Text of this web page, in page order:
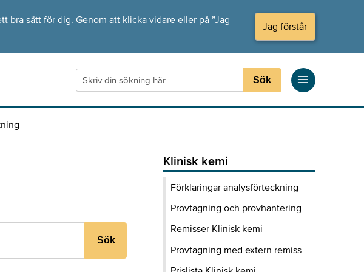
bra sätt för dig. Genom att klicka vidare eller på ”Jag
Jag förstår
Sök
Sök
Klinisk kemi
Förklaringar analysförteckning
Provtagning och provhantering
Remisser Klinisk kemi
Provtagning med extern remiss